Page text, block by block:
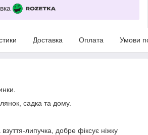
Доставка Оплата Умови
садка та дому.
взуття-липучка, добре фіксує ніжку